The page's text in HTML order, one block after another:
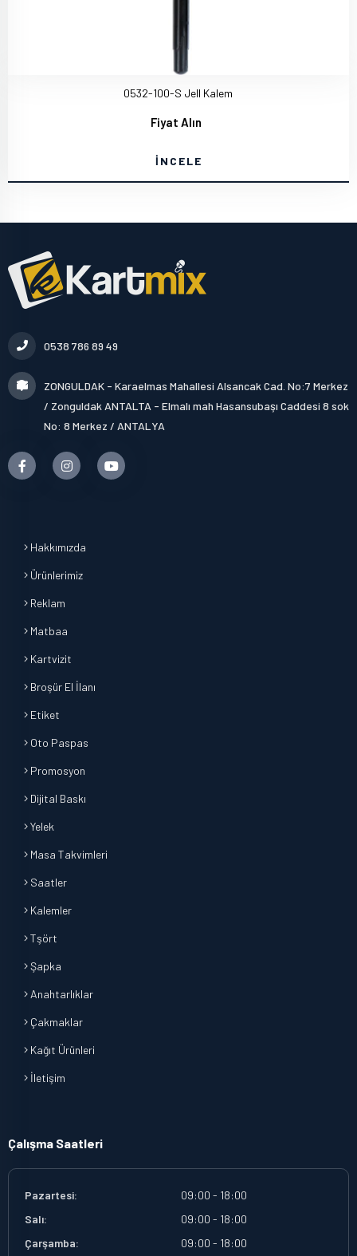
0532-100-S Jell Kalem
Fiyat Alın
İNCELE
0538 786 89 49
ZONGULDAK - Karaelmas Mahallesi Alsancak Cad. No:7 Merkez
/ Zonguldak ANTALTA - Elmalı mah Hasansubaşı Caddesi 8 sok
No: 8 Merkez / ANTALYA
Hakkımızda
Ürünlerimiz
Reklam
Matbaa
Kartvizit
Broşür El İlanı
Etiket
Oto Paspas
Promosyon
Dijital Baskı
Yelek
Masa Takvimleri
Saatler
Kalemler
Tşört
Şapka
Anahtarlıklar
Çakmaklar
Kağıt Ürünleri
İletişim
Çalışma Saatleri
Pazartesi:
09:00 - 18:00
Salı:
09:00 - 18:00
Çarşamba:
09:00 - 18:00